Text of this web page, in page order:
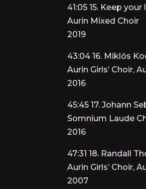
41:05 15. Keep
Aurin Mixed Choir
2019
43:04 16. Miklós
Aurin Girls’ Choir,
2016
45:45 17. Johann
Somnium Laude
2016
47:31 18. Randall
Aurin Girls’ Choir,
2007